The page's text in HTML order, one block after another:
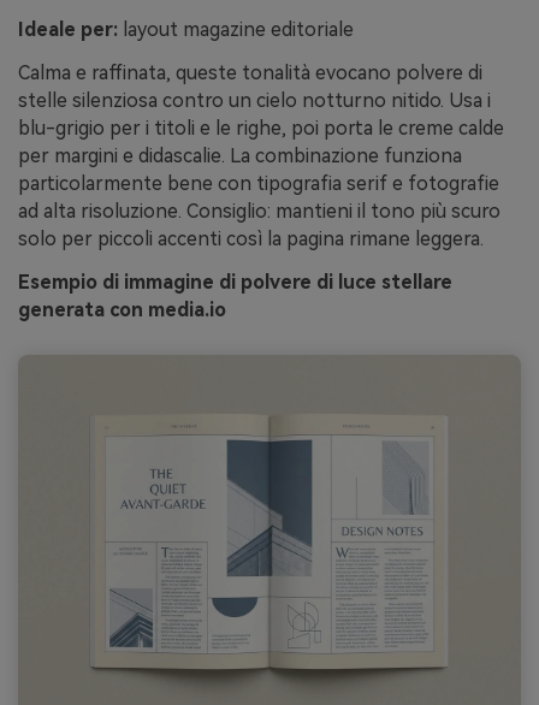
Ideale per: layout magazine editoriale
Calma e raffinata, queste tonalità evocano polvere di
stelle silenziosa contro un cielo notturno nitido. Usa i
blu-grigio per i titoli e le righe, poi porta le creme calde
per margini e didascalie. La combinazione funziona
particolarmente bene con tipografia serif e fotografie
ad alta risoluzione. Consiglio: mantieni il tono più scuro
solo per piccoli accenti così la pagina rimane leggera.
Esempio di immagine di polvere di luce stellare
generata con media.io